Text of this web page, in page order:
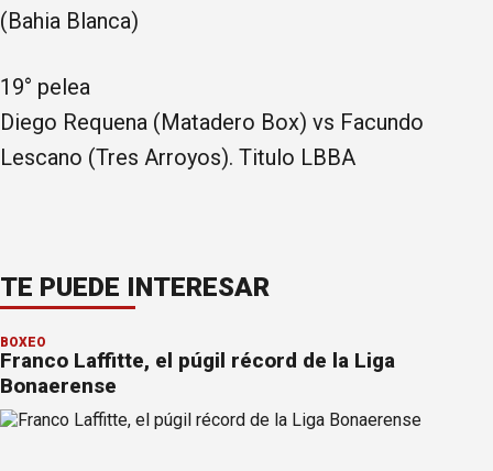
(Bahia Blanca)
19° pelea
Diego Requena (Matadero Box) vs Facundo
Lescano (Tres Arroyos). Titulo LBBA
TE PUEDE INTERESAR
BOXEO
Franco Laffitte, el púgil récord de la Liga
Bonaerense